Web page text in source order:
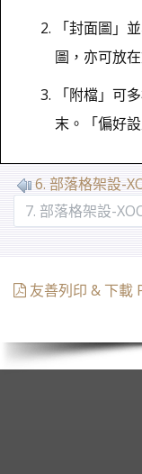
「封面圖」
圖，亦可放
「附檔」可
末。「偏好
6. 部落格架設-
友善列印 & 下載